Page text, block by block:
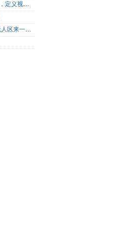
MiniMax H3 视频模型登顶开源社区第一，定义视频模型领域“斩杀线”
梁文锋被扒出早年微博小号，孤身前往无人区来一场相当 deep 的 seek 旅行